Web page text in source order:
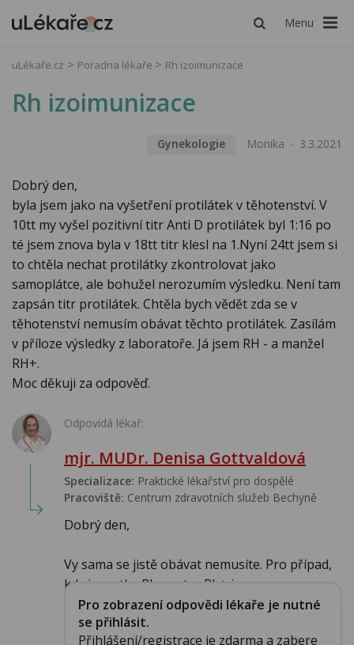
Menu
uLékaře.cz Poradna lékaře Rh izoimunizace
Rh izoimunizace
Gynekologie Monika 3.3.2021
Dobrý den,
byla jsem jako na vyšetření protilátek v těhotenství. V
10tt my vyšel pozitivní titr Anti D protilátek byl 1:16 po
té jsem znova byla v 18tt titr klesl na 1.Nyní 24tt jsem si
to chtěla nechat protilátky zkontrolovat jako
samoplátce, ale bohužel nerozumím výsledku. Není tam
zapsán titr protilátek. Chtěla bych vědět zda se v
těhotenství nemusím obávat těchto protilátek. Zasílám
v příloze výsledky z laboratoře. Já jsem RH - a manžel
RH+.
Moc děkuji za odpověď.
Odpovídá lékař:
mjr. MUDr. Denisa Gottvaldová
Specializace: Praktické lékařství pro dospělé
Pracoviště: Centrum zdravotních služeb Bechyně
Dobrý den,
Vy sama se jistě obávat nemusíte. Pro případ,
kdy je matka Rh- a otec Rh+ jsou...
Pro zobrazení odpovědi lékaře je nutné
se přihlásit.
Přihlášení/registrace je zdarma a zabere